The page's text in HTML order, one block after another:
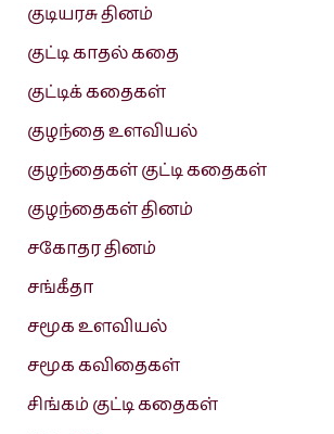
குடியரசு தினம்
குட்டி காதல் கதை
குட்டிக் கதைகள்
குழந்தை உளவியல்
குழந்தைகள் குட்டி கதைகள்
குழந்தைகள் தினம்
சகோதர தினம்
சங்கீதா
சமூக உளவியல்
சமூக கவிதைகள்
சிங்கம் குட்டி கதைகள்